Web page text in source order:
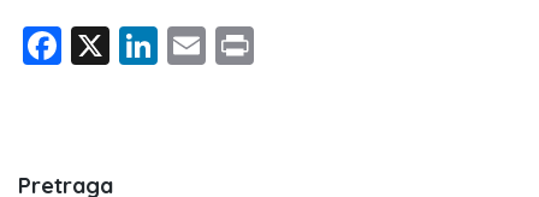
Facebook
X LinkedIn
Email
Pretraga